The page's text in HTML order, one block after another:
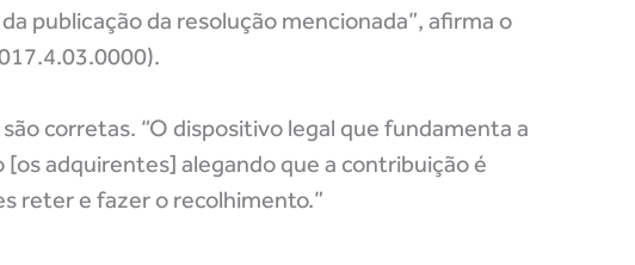
publicação da resolução mencionada”, afirma o
corretas. “O dispositivo legal que fundamenta a
adquirentes] alegando que a contribuição é
reter e fazer o recolhimento.”